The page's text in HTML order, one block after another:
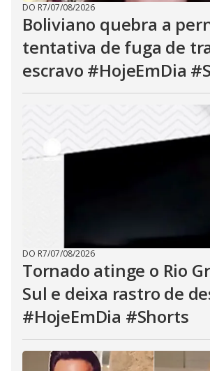
DO R7/07/08/2026
Boliviano quebra a
tentativa de fuga de
escravo #HojeEmDia
DO R7/07/08/2026
Tornado atinge o Rio
Sul e deixa rastro de
#HojeEmDia #Shorts